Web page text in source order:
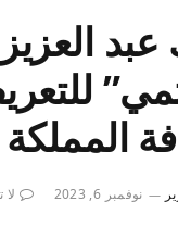
عبد
المملكة
نوفمبر 6, 2023